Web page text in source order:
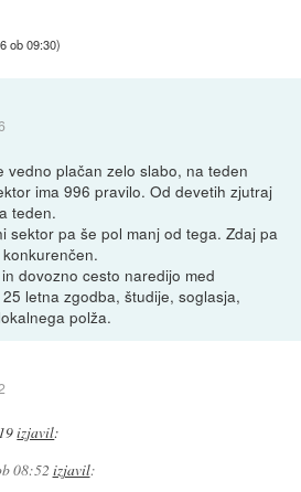
ob 09:30)
vedno plačan zelo slabo, na teden
ima 996 pravilo. Od devetih zjutraj
teden.
sektor pa še pol manj od tega. Zdaj pa
dovozno cesto naredijo med
letna zgodba, študije, soglasja,
polža.
izjavil:
08:52 izjavil: